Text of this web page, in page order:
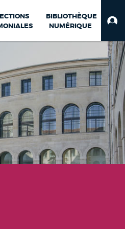
BIBLIOTHÈQUE
NUMÉRIQUE